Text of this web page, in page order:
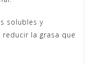
solubles y
la grasa que